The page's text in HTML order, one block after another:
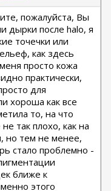
пожалуйста, Вы
дырки после halo, я
точечки или
как здесь
просто кожа
практически,
для
хороша как все
то, на что
так плохо, как на
но тем не менее,
стало проблемно -
ближе к
этого